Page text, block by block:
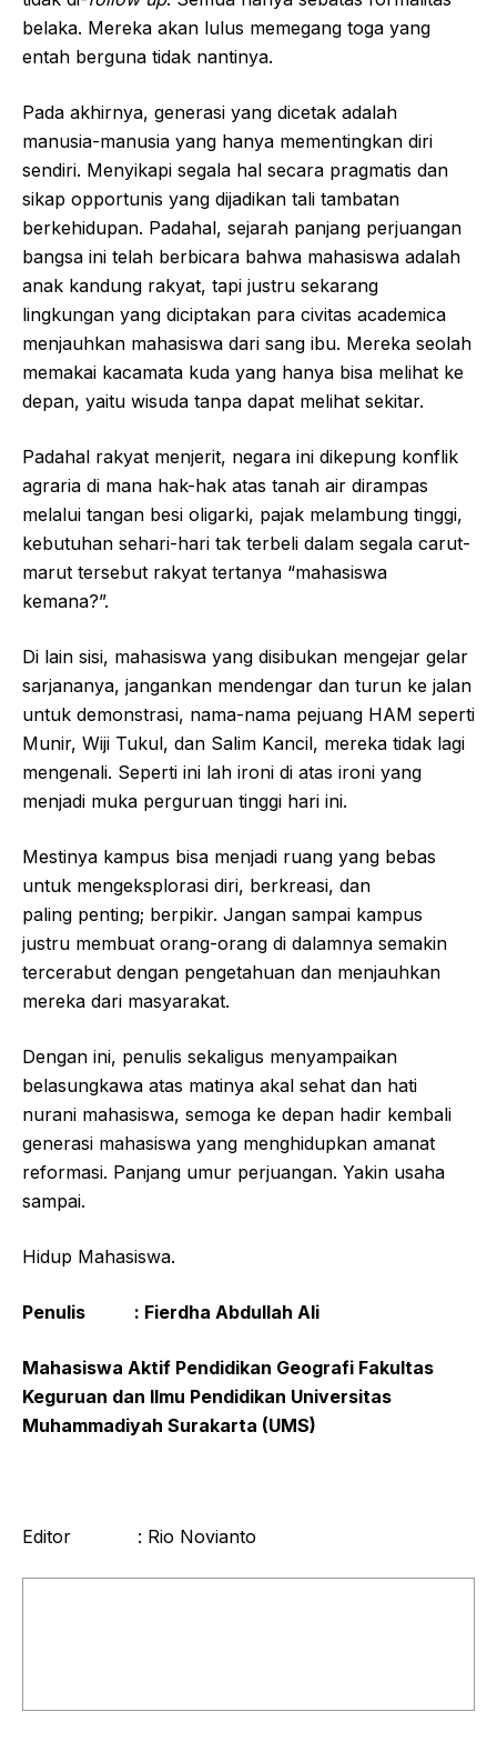
belaka. Mereka akan lulus memegang toga yang
entah berguna tidak nantinya.
Pada akhirnya, generasi yang dicetak adalah
manusia-manusia yang hanya mementingkan diri
sendiri. Menyikapi segala hal secara pragmatis dan
sikap opportunis yang dijadikan tali tambatan
berkehidupan. Padahal, sejarah panjang perjuangan
bangsa ini telah berbicara bahwa mahasiswa adalah
anak kandung rakyat, tapi justru sekarang
lingkungan yang diciptakan para civitas academica
menjauhkan mahasiswa dari sang ibu. Mereka seolah
memakai kacamata kuda yang hanya bisa melihat ke
depan, yaitu wisuda tanpa dapat melihat sekitar.
Padahal rakyat menjerit, negara ini dikepung konflik
agraria di mana hak-hak atas tanah air dirampas
melalui tangan besi oligarki, pajak melambung tinggi,
kebutuhan sehari-hari tak terbeli dalam segala carut-
marut tersebut rakyat tertanya “mahasiswa
kemana?”.
Di lain sisi, mahasiswa yang disibukan mengejar gelar
sarjananya, jangankan mendengar dan turun ke jalan
untuk demonstrasi, nama-nama pejuang HAM seperti
Munir, Wiji Tukul, dan Salim Kancil, mereka tidak lagi
mengenali. Seperti ini lah ironi di atas ironi yang
menjadi muka perguruan tinggi hari ini.
Mestinya kampus bisa menjadi ruang yang bebas
untuk mengeksplorasi diri, berkreasi, dan
paling penting; berpikir. Jangan sampai kampus
justru membuat orang-orang di dalamnya semakin
tercerabut dengan pengetahuan dan menjauhkan
mereka dari masyarakat.
Dengan ini, penulis sekaligus menyampaikan
belasungkawa atas matinya akal sehat dan hati
nurani mahasiswa, semoga ke depan hadir kembali
generasi mahasiswa yang menghidupkan amanat
reformasi. Panjang umur perjuangan. Yakin usaha
sampai.
Hidup Mahasiswa.
Penulis : Fierdha Abdullah Ali
Mahasiswa Aktif Pendidikan Geografi Fakultas
Keguruan dan Ilmu Pendidikan Universitas
Muhammadiyah Surakarta (UMS)
Editor : Rio Novianto